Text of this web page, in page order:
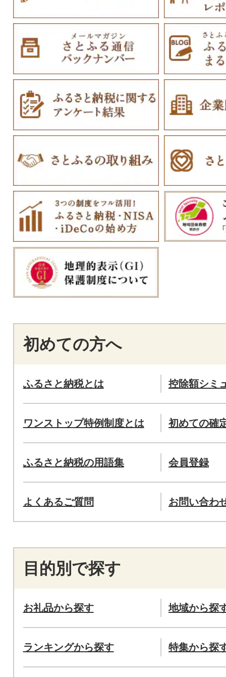
初めての方へ
ふるさと納税とは 控除額シミ
ワンストップ特例制度とは 初めての確
ふるさと納税の用語集 会員登録
よくあるご質問 お問い合わ
目的別で探す
お礼品から探す 地域から探
ランキングから探す 特集から探